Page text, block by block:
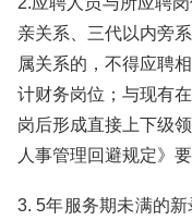
亲关系、三代以内旁
属关系的，不得应聘
计财务岗位；与现有
岗后形成直接上下级
人事管理回避规定》
3. 5年服务期未满的